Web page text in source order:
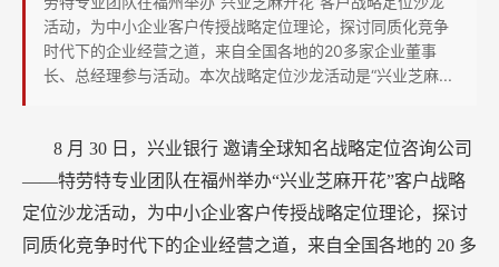
活动，为中小企业客户传授战略定位理论，探讨同质化竞争
时代下的企业经营之道，来自全国各地的20多家企业董事
长、总经理参与活动。本次战略定位沙龙活动是“兴业芝麻...
8 月 30 日，兴业银行 邀请全球知名战略定位咨询公司
——特劳特专业团队在福州举办“兴业芝麻开花”客户战略
定位沙龙活动，为中小企业客户传授战略定位理论，探讨
同质化竞争时代下的企业经营之道，来自全国各地的 20 多